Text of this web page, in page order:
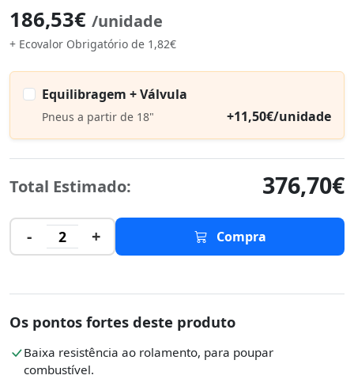
186,53€ /unidade
+ Ecovalor Obrigatório de 1,82€
Equilibragem + Válvula
Pneus a partir de 18" +11,50€/unidade
Total Estimado: 376,70€
- 2 + Compra
Os pontos fortes deste produto
Baixa resistência ao rolamento, para poupar
combustível.